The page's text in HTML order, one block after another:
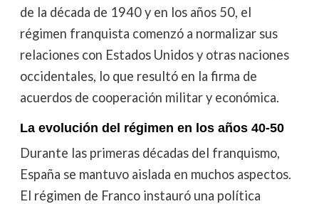
de la década de 1940 y en los años 50, el
régimen franquista comenzó a normalizar sus
relaciones con Estados Unidos y otras naciones
occidentales, lo que resultó en la firma de
acuerdos de cooperación militar y económica.
La evolución del régimen en los años 40-50
Durante las primeras décadas del franquismo,
España se mantuvo aislada en muchos aspectos.
El régimen de Franco instauró una política